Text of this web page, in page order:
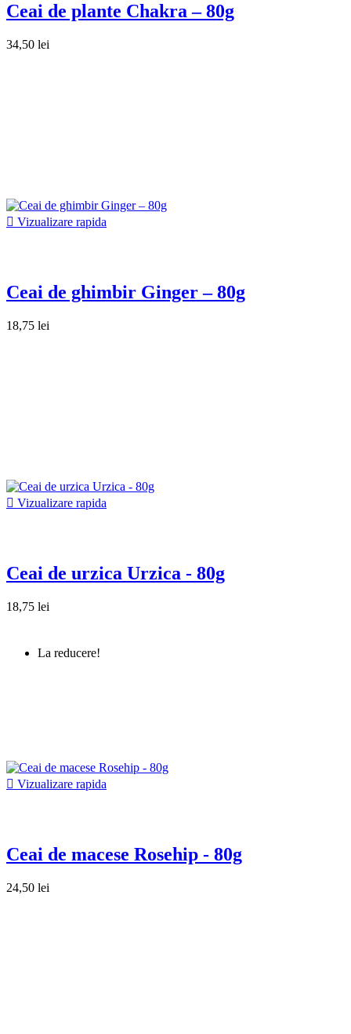
Ceai de plante Chakra – 80g
34,50 lei
 Vizualizare rapida
Ceai de ghimbir Ginger – 80g
18,75 lei
 Vizualizare rapida
Ceai de urzica Urzica - 80g
18,75 lei
La reducere!
 Vizualizare rapida
Ceai de macese Rosehip - 80g
24,50 lei